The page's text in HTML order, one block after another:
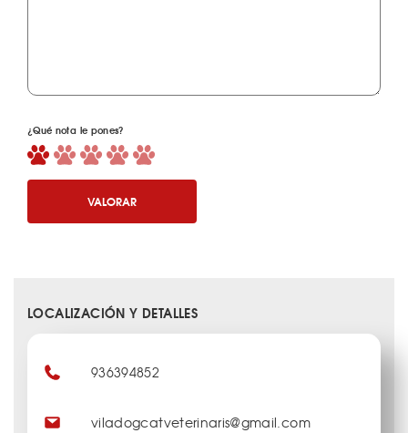
¿Qué nota le pones?
VALORAR
LOCALIZACIÓN Y DETALLES
936394852
viladogcatveterinaris@gmail.com